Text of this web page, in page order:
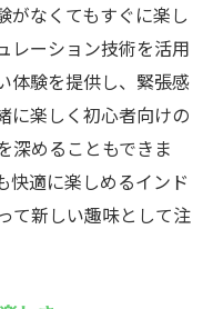
がなくてもすぐに楽し
レーション技術を活用
体験を提供し、緊張感
に楽しく初心者向けの
深めることもできま
快適に楽しめるインド
て新しい趣味として注